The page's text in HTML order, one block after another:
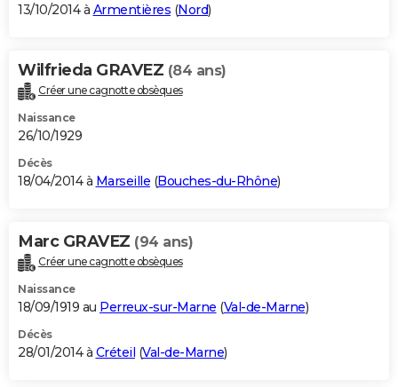
13/10/2014 à Armentières (Nord)
Wilfrieda GRAVEZ (84 ans)
Créer une cagnotte obsèques
Naissance
26/10/1929
Décès
18/04/2014 à Marseille (Bouches-du-Rhône)
Marc GRAVEZ (94 ans)
Créer une cagnotte obsèques
Naissance
18/09/1919 au Perreux-sur-Marne (Val-de-Marne)
Décès
28/01/2014 à Créteil (Val-de-Marne)